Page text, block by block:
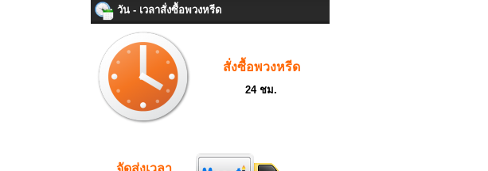
วัน - เวลาสั่งซื้อพวงหรีด
สั่งซื้อพวงหรีด
24 ชม.
จัดส่งเวลา